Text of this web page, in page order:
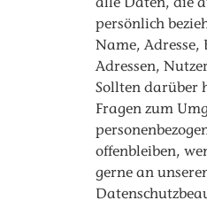
alle Daten, die
persönlich
Name, Adresse,
Adressen,
Sollten darüber
Fragen zum
offenbleiben,
gerne an